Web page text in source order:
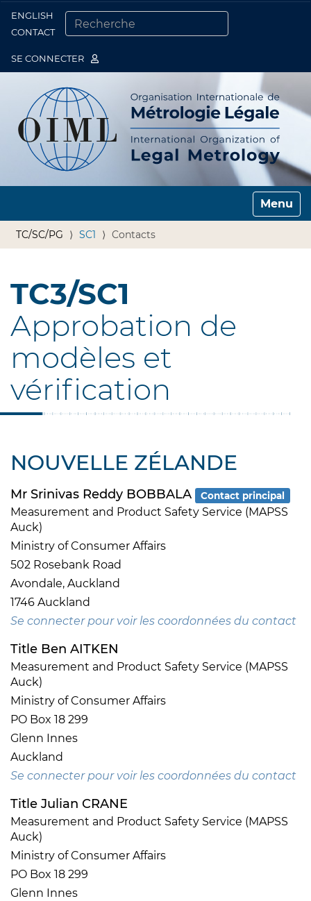
ENGLISH
CONTACT
SE CONNECTER
Toggle
TC/SC/PG SC1 Contacts
TC3/SC1
Approbation de
modèles et
vérification
NOUVELLE ZÉLANDE
Mr Srinivas Reddy BOBBALA Contact principal
Measurement and Product Safety Service (MAPSS
Auck)
Ministry of Consumer Affairs
502 Rosebank Road
Avondale, Auckland
1746 Auckland
Se connecter pour voir les coordonnées du contact
Title Ben AITKEN
Measurement and Product Safety Service (MAPSS
Auck)
Ministry of Consumer Affairs
PO Box 18 299
Glenn Innes
Auckland
Se connecter pour voir les coordonnées du contact
Title Julian CRANE
Measurement and Product Safety Service (MAPSS
Auck)
Ministry of Consumer Affairs
PO Box 18 299
Glenn Innes